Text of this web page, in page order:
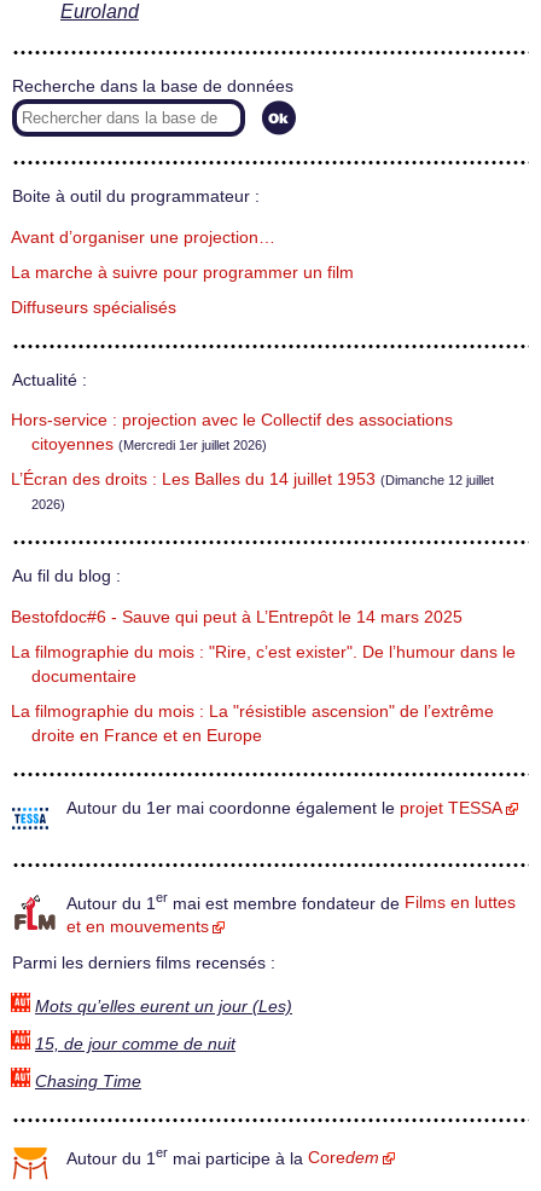
Euroland
Recherche dans la base de données
Boite à outil du programmateur :
Avant d’organiser une projection…
La marche à suivre pour programmer un film
Diffuseurs spécialisés
Actualité :
Hors-service : projection avec le Collectif des associations
citoyennes (Mercredi 1er juillet 2026)
L’Écran des droits : Les Balles du 14 juillet 1953 (Dimanche 12 juillet
2026)
Au fil du blog :
Bestofdoc#6 - Sauve qui peut à L’Entrepôt le 14 mars 2025
La filmographie du mois : "Rire, c’est exister". De l’humour dans le
documentaire
La filmographie du mois : La "résistible ascension" de l’extrême
droite en France et en Europe
Autour du 1er mai coordonne également le projet TESSA
Autour du 1 er mai est membre fondateur de Films en luttes
et en mouvements
Parmi les derniers films recensés :
Mots qu’elles eurent un jour (Les)
15, de jour comme de nuit
Chasing Time
Autour du 1 er mai participe à la Coredem